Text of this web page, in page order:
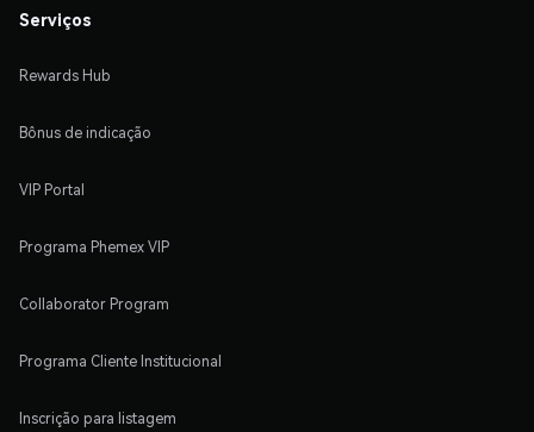
Serviços
Rewards Hub
Bônus de indicação
VIP Portal
Programa Phemex VIP
Collaborator Program
Programa Cliente Institucional
Inscrição para listagem